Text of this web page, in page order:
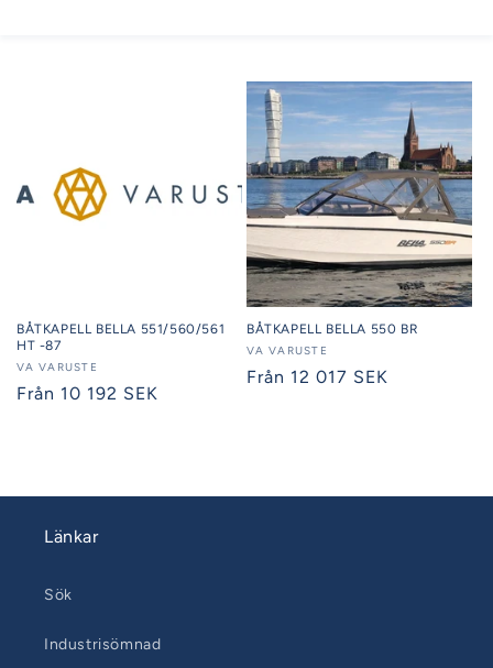
BÅTKAPELL BELLA 551/560/561
HT -87
Säljare:
VA VARUSTE
Ordinarie
Från 10 192 SEK
BÅTKAPELL BELLA 550 BR
Säljare:
VA VARUSTE
Ordinarie
Från 12 017 SEK
Länkar
Sök
Industrisömnad